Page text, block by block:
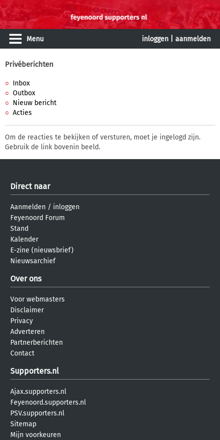
Menu inloggen aanmelden
Privéberichten
Inbox
Outbox
Nieuw bericht
Acties
Om de reacties te bekijken of versturen, moet je ingelogd zijn.
Gebruik de link bovenin beeld.
Direct naar
Aanmelden / inloggen
Feyenoord Forum
Stand
Kalender
E-zine (nieuwsbrief)
Nieuwsarchief
Over ons
Voor webmasters
Disclaimer
Privacy
Adverteren
Partnerberichten
Contact
Supporters.nl
Ajax.supporters.nl
Feyenoord.supporters.nl
PSV.supporters.nl
Sitemap
Mijn voorkeuren